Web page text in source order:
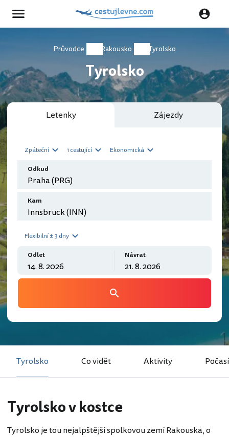
Průvodce Rakousko Tyrolsko
Tyrolsko
Letenky Zájezdy
Zpáteční 1 cestující Ekonomická
Odkud
Kam
Flexibilní ± 3 dny
Odlet Návrat
Tyrolsko Co vidět Aktivity Počasí
Tyrolsko v kostce
Tyrolsko je tou nejalpštější spolkovou zemí Rakouska, o